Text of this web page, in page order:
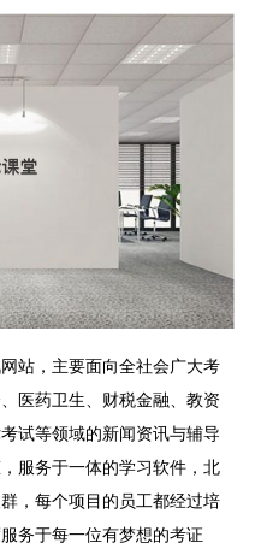
站，主要面向全社会广大考
医药卫生、财税金融、教资
试等领域的新闻资讯与辅导
服务于一体的学习软件，北
，每个项目的员工都经过培
务于每一位有梦想的考证